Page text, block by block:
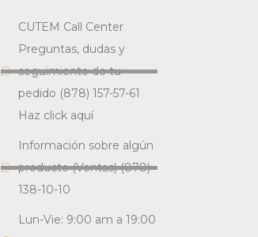
CUTEM Call Center
Preguntas, dudas y
seguimiento de tu
pedido (878) 157-57-61
Haz click aquí
Información sobre algún
producto (Ventas) (878)
138-10-10
Lun-Vie: 9:00 am a 19:00